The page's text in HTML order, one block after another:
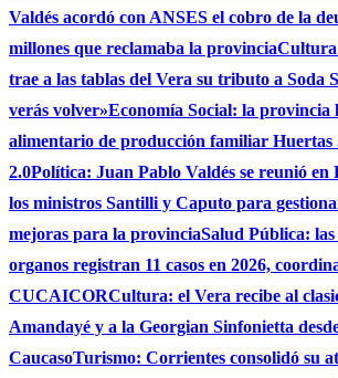
Valdés acordó con ANSES el cobro de la
millones que reclamaba la provincia
trae a las tablas del Vera su tributo a Soda
verás volver»Economía Social: la provincia
alimentario de producción familiar Huertas
2.0Política: Juan Pablo Valdés se reunió en
los ministros Santilli y Caputo para
mejoras para la provinciaSalud Pública: las
organos registran 11 casos en 2026,
CUCAICORCultura: el Vera recibe al
Amandayé y a la Georgian Sinfonietta
CaucasoTurismo: Corrientes consolidó su